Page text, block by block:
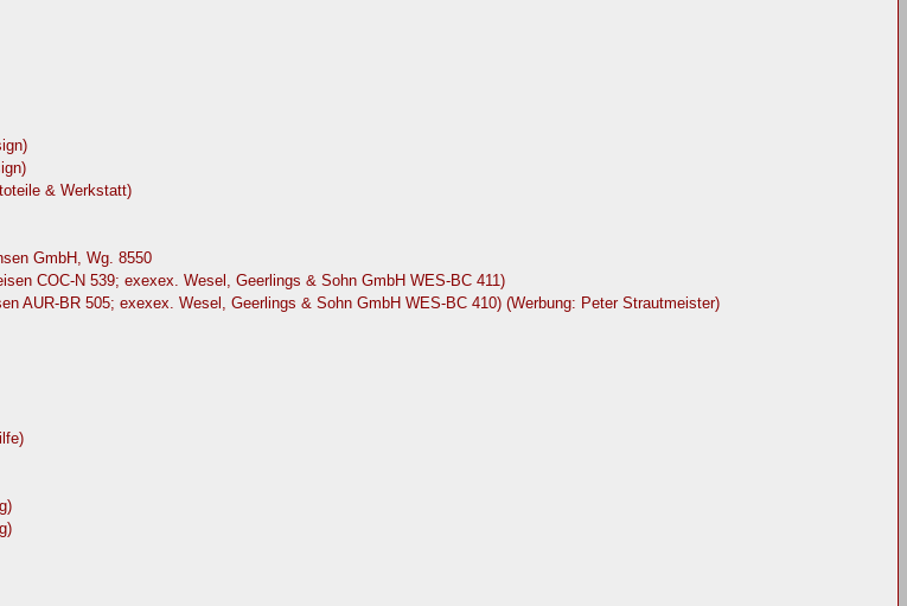
& Werkstatt)
GmbH, Wg. 8550
COC-N 539; exexex. Wesel, Geerlings & Sohn GmbH WES-BC 411)
AUR-BR 505; exexex. Wesel, Geerlings & Sohn GmbH WES-BC 410) (Werbung: Peter Strautmeister)